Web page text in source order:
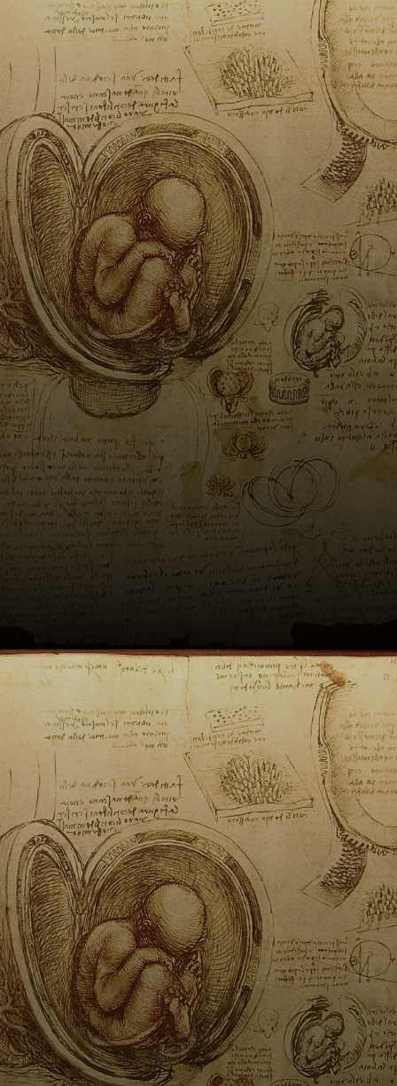
Léonard de Vinci
entra dans
l'atelier de
Verrocchio, un
artiste et
ingénieur
florentin, où il
perfit ses
techniques en
peinture et en
sculpture.
Il y passa
plusieurs années,
acquérant des
connaissances et
des compétences
qui lui serviront